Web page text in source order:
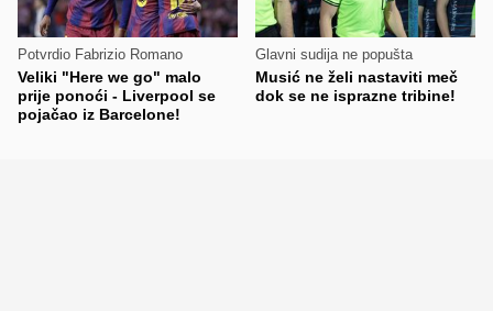
Potvrdio Fabrizio Romano
Veliki "Here we go" malo
prije ponoći - Liverpool se
pojačao iz Barcelone!
Glavni sudija ne popušta
Musić ne želi nastaviti meč
dok se ne isprazne tribine!